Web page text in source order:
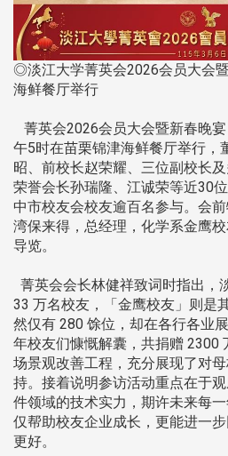
◎淡江大学菁英会2026会员大会
海鲜餐厅举行
菁英会2026会员大会暨新春晚
午5时在苗栗锦津海鲜餐厅举行，
昭、前校长赵荣耀、三位副校长
荣誉会长孙瑞隆、江诚荣等近30
中市校友会校友逾百名参与。会
湾保来得，总经理，化学系金鹰
导览。
菁英会会长林健祥致词时指出，
33 万名校友，「金鹰校友」则是
然仅有 280 馀位，却在各行各业
年校友们慷慨解囊，共捐赠 2300
场景观改善工程，充分展现了对
持。接着说明参访活动重点在于
件领域的技术实力，期许未来每
仅帮助校友企业成长，更能进一
更好。